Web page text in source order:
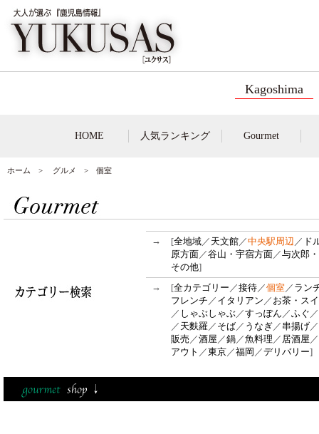
Kagoshima
HOME 人気ランキング Gourmet
ホーム > グルメ > 個室
→ [全地域／ 天文館／中央駅周辺 ／ ド
原方面／谷山・宇宿方面／与次郎
その他]
→
[全カテゴリー ／接待／個室／ ラン
フレンチ ／ イタリアン ／ お茶・ス
／ しゃぶしゃぶ／すっぽん ／ふぐ ／
／ 天麩羅／ そば／ うなぎ／ 串揚げ／
販売 ／酒屋 ／鍋／魚料理 ／ 居酒屋 ／
アウト ／東京／福岡 ／デリバリー]